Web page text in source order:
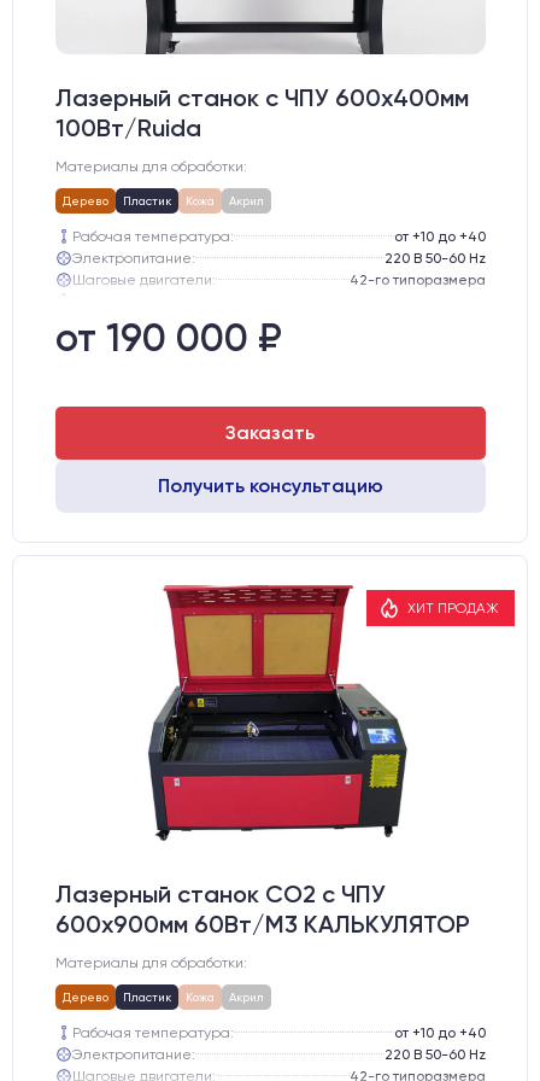
Лазерный станок c ЧПУ 600х400мм
100Вт/Ruida
Материалы для обработки:
Дерево Пластик Кожа Акрил
Рабочая температура:
от +10 до +40
Электропитание:
220 В 50-60 Hz
Шаговые двигатели:
42-го типоразмера
Направляющие оси Y:
Направляющие оси Х:
от 190 000 ₽
Заказать
Получить консультацию
ХИТ ПРОДАЖ
Лазерный станок CO2 c ЧПУ
600х900мм 60Вт/М3 КАЛЬКУЛЯТОР
Материалы для обработки:
Дерево Пластик Кожа Акрил
Рабочая температура:
от +10 до +40
Электропитание:
220 В 50-60 Hz
Шаговые двигатели:
42-го типоразмера